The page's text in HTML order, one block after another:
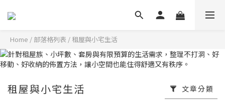
Home / 部落格列表 / 租屋與小宅生活
租屋與小宅生活 文章分類